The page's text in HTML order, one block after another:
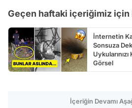
Geçen haftaki içeriğimiz için
İnternetin
Sonsuza
Görsel
İçeriğin Devamı